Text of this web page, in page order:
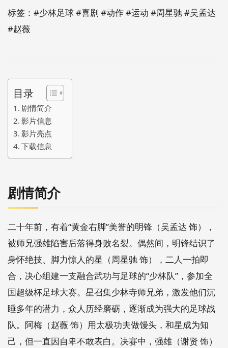
标签：#少林足球 #喜剧 #动作 #运动 #周星驰 #吴孟达
#赵薇
目录
剧情简介
影片信息
影片亮点
下载信息
剧情简介
二十年前，有着“黄金右脚”美誉的明锋（吴孟达 饰），
被师兄强雄陷害后落得身败名裂。偶然间，明锋结识了
身怀绝技、脚力惊人的星（周星驰 饰），二人一拍即
合，决心组建一支融合武功与足球的“少林队”，参加全
国超级杯足球大赛。星召集少林寺师兄弟，激发他们沉
睡多年的潜力，众人历经磨砺，逐渐成为强大的足球战
队。阿梅（赵薇 饰）用太极功夫做馒头，和星成为知
己，但一直因自卑不敢表白。决赛中，强雄（谢贤 饰）